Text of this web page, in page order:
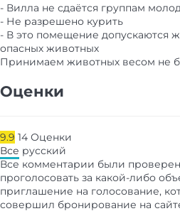
- Вилла не сдаётся группам
- Не разрешено курить
- В это помещение допускаются
опасных животных
Принимаем животных весом не
Оценки
9.9 14 Оценки
Все русский
Все комментарии были
проголосовать за какой-либо
приглашение на голосование,
совершил бронирование на